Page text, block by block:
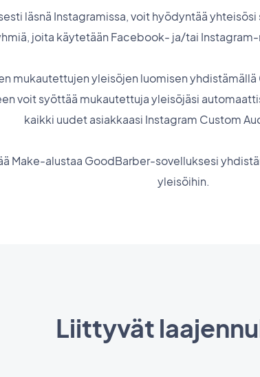
läsnä Instagramissa, voit hyödyntää
joita käytetään Facebook- ja/tai
mukautettujen yleisöjen luomisen
voit syöttää mukautettuja yleisöjäsi
kaikki uudet asiakkaasi Instagram Custom
Make-alustaa GoodBarber-sovelluksesi
yleisöihin.
Liittyvät